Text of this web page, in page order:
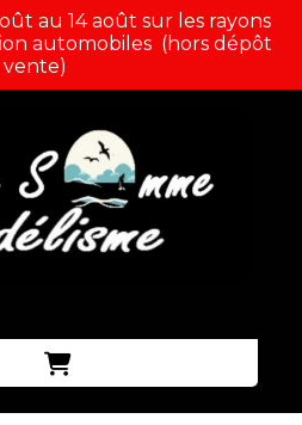
au 14 août sur les rayons
automobiles (hors dépôt
vente)